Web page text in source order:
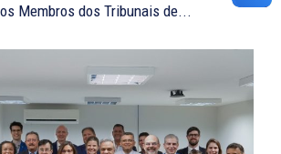
Membros dos Tribunais de...